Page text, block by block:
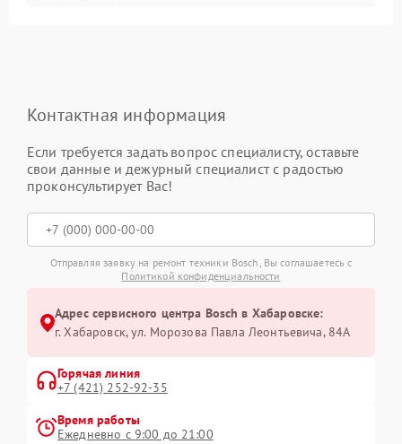
Контактная информация
Если требуется задать вопрос специалисту, оставьте
свои данные и дежурный специалист с радостью
проконсультирует Вас!
Отправляя заявку на ремонт техники Bosch, Вы соглашаетесь с
Политикой конфиденциальности
Адрес сервисного центра Bosch в Хабаровске:
г. Хабаровск, ул. Морозова Павла Леонтьевича, 84А
Горячая линия
+7 (421) 252-92-35
Время работы
Ежедневно с 9:00 до 21:00